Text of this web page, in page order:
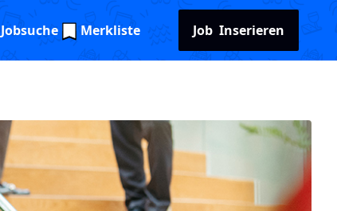
Jobsuche Merkliste Job Inserieren